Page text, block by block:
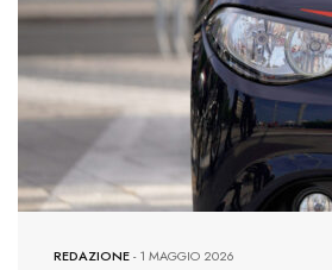
REDAZIONE-1 MAGGIO 2026